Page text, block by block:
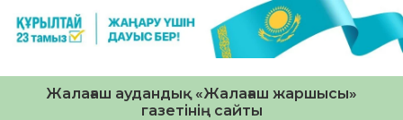
Жалағаш аудандық «Жалағаш жаршысы»
газетінің сайты